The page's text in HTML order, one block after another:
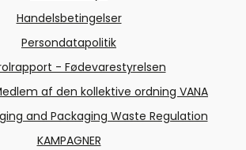
Handelsbetingelser
Persondatapolitik
- Fødevarestyrelsen
af den kollektive ordning VANA
and Packaging Waste Regulation
KAMPAGNER